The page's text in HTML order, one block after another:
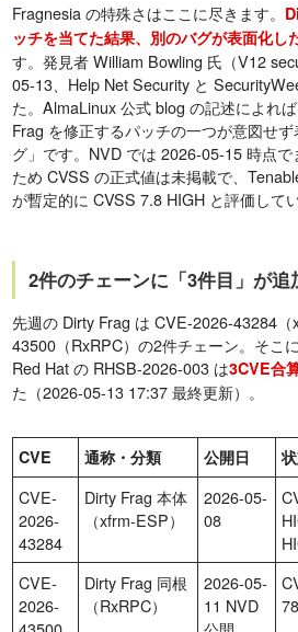
Fragnesia の特殊さはここに尽きます。
ッチを当てた結果、別のバグが表面化し
す。発見者 William Bowling 氏（V12
05-13、Help Net Security と
た。AlmaLinux 公式 blog の記述によれ
Frag を修正するパッチの一つが意図せ
グ」です。NVD では 2026-05-15 時点
ため CVSS の正式値は未掲載で、
が暫定的に CVSS 7.8 HIGH と評価してい
2件のチェーンに「3件目」が追
先週の Dirty Frag は CVE-2026-43284
43500（RxRPC）の2件チェーン。そこ
Red Hat の RHSB-2026-003 は3CVE合
た（2026-05-13 17:37 最終更新）。
CVE 通称・分類 公開日
CVE-
2026-
43284
Dirty Frag 本体
（xfrm-ESP）
2026-05-
08
CVE-
2026-
Dirty Frag 同根
（RxRPC）
2026-05-
11 NVD